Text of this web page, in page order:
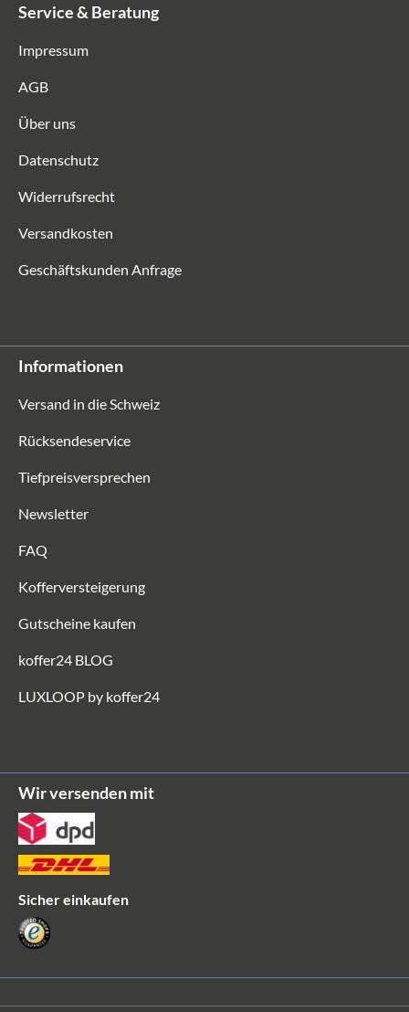
Service & Beratung
Impressum
AGB
Über uns
Datenschutz
Widerrufsrecht
Versandkosten
Geschäftskunden Anfrage
Informationen
Versand in die Schweiz
Rücksendeservice
Tiefpreisversprechen
Newsletter
FAQ
Kofferversteigerung
Gutscheine kaufen
koffer24 BLOG
LUXLOOP by koffer24
Wir versenden mit
Sicher einkaufen